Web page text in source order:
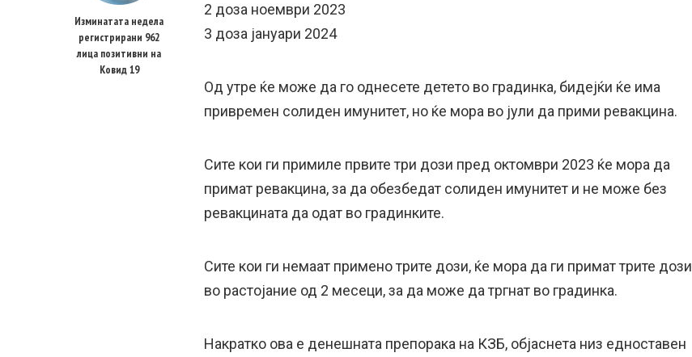
Изминатата недела
регистрирани 962
лица позитивни на
Ковид 19
2 доза ноември 2023
3 доза јануари 2024
Од утре ќе може да го однесете детето во градинка, бидејќи ќе има
привремен солиден имунитет, но ќе мора во јули да прими ревакцина.
Сите кои ги примиле првите три дози пред октомври 2023 ќе мора да
примат ревакцина, за да обезбедат солиден имунитет и не може без
ревакцината да одат во градинките.
Сите кои ги немаат примено трите дози, ќе мора да ги примат трите дози
во растојание од 2 месеци, за да може да тргнат во градинка.
Накратко ова е денешната препорака на КЗБ, објаснета низ едноставен